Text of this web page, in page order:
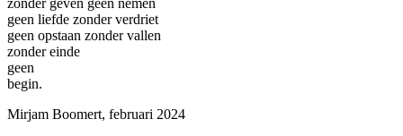
zonder geven geen nemen
geen liefde zonder verdriet
geen opstaan zonder vallen
zonder einde
geen
begin.
Mirjam Boomert, februari 2024